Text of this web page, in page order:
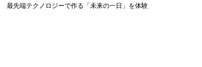
先端テクノロジーで作る「未来の一日」を体験